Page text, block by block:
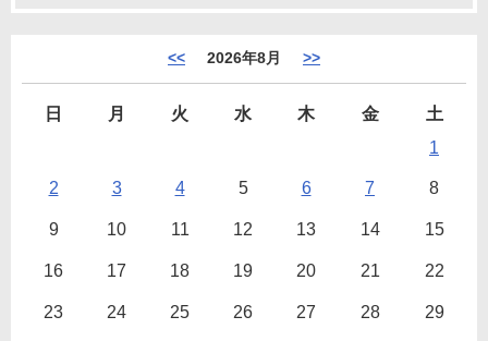
<< 2026年8月 >>
日 月 火 水 木 金
土
1
2 3 4 5 6 7 8
9 10 11 12 13 14 15
16 17 18 19 20 21 22
23 24 25 26 27 28 29